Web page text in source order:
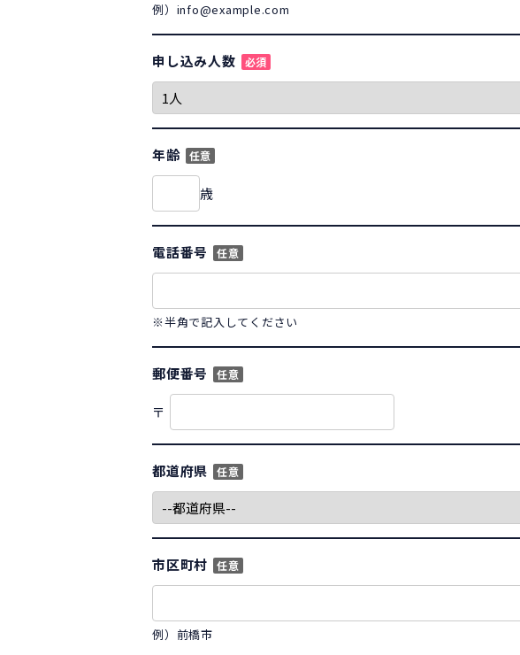
例）info@example.com
申し込み人数 必須
年齢 任意
歳
電話番号 任意
※半角で記入してください
郵便番号 任意
〒
都道府県 任意
市区町村 任意
例）前橋市